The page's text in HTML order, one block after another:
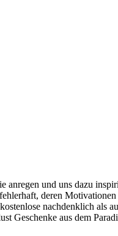
und uns dazu
deren
nachdenklich als
Geschenke aus dem